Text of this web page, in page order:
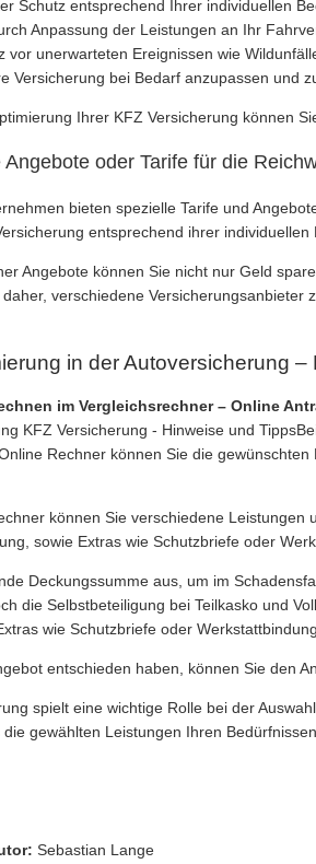
Schutz entsprechend Ihrer individuellen
Anpassung der Leistungen an Ihr
vor unerwarteten Ereignissen wie
Versicherung bei Bedarf anzupassen und
Ihrer KFZ Versicherung können
oder Tarife für die
bieten spezielle Tarife und
entsprechend ihrer individuellen
Angebote können Sie nicht nur Geld
verschiedene
in der Autoversicherung
im Vergleichsrechner – Online
Rechner können Sie die
können Sie verschiedene
sowie Extras wie Schutzbriefe oder
Deckungssumme aus, um im
die Selbstbeteiligung bei Teilkasko und
wie Schutzbriefe oder
entschieden haben, können Sie den
spielt eine wichtige Rolle bei der
gewählten Leistungen Ihren
Sebastian Lange